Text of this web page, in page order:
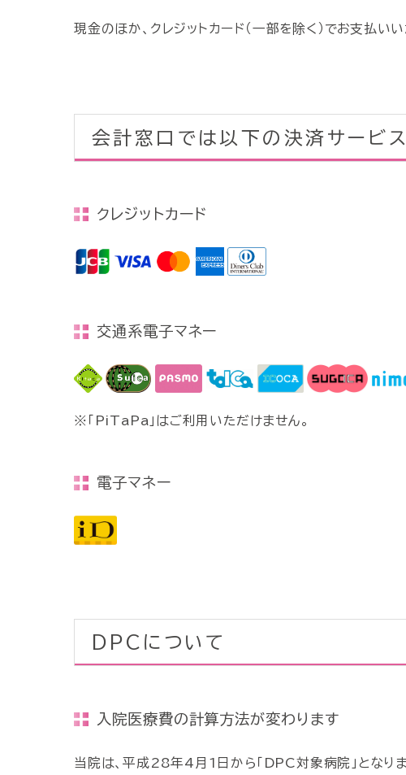
現金のほか、クレジットカード（一部を除く）でお支払い
会計窓口では以下の決済サービ
クレジットカード
交通系電子マネー
「PiTaPa」はご利用いただけません。
電子マネー
DPCについて
入院医療費の計算方法が変わります
当院は、平成28年4月1日から「DPC対象病院」となりま